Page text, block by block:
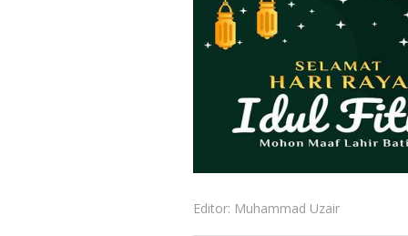
Editor: Muhammad Uzair